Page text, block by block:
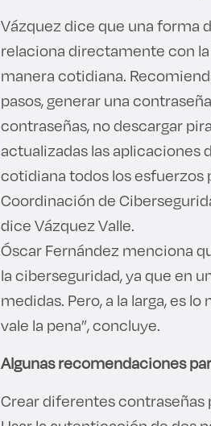
Vázquez dice que una forma
relaciona directamente con
manera cotidiana.
pasos, generar una
contraseñas, no descargar
actualizadas las aplicaciones
cotidiana todos los esfuerzos
Coordinación de
dice Vázquez Valle.
Óscar Fernández menciona
la ciberseguridad, ya que en
medidas. Pero, a la larga, es
vale la pena”, concluye.
Algunas recomendaciones
Crear diferentes contraseñas